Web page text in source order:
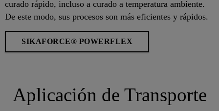
curado rápido, incluso a curado a temperatura ambiente.
De este modo, sus procesos son más eficientes y rápidos.
SIKAFORCE® POWERFLEX
Aplicación de Transporte